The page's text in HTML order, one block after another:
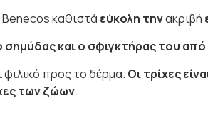
Benecos καθιστά εύκολη τηνακριβή
σημύδας και ο σφιγκτήρας του
φιλικό προς το δέρμα. Οι τρίχες
των ζώων.